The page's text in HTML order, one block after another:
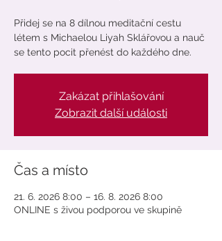
Přidej se na 8 dílnou meditační cestu
létem s Michaelou Liyah Sklářovou a nauč
se tento pocit přenést do každého dne.
Zakázat přihlašování
Zobrazit další události
Čas a místo
21. 6. 2026 8:00 – 16. 8. 2026 8:00
ONLINE s živou podporou ve skupině